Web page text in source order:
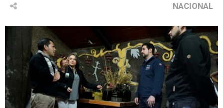
NACIONAL